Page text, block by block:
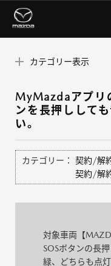
カテゴリー表示
MyMazdaアプリ
ンを長押しして
い。
カテゴリー：
契約/解
契約/解
対象車両【
SOSボタンの長
緑、どちらも点